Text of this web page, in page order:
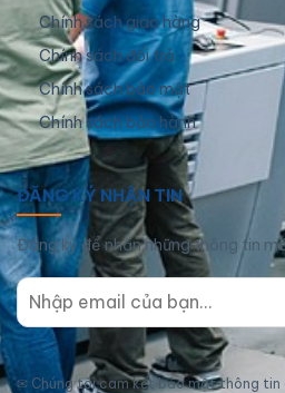
Chính sách giao hàng
Chính sách đổi trả
Chính sách bảo mật
Chính sách bảo hành
ĐĂNG KÝ NHẬN TIN
Đăng ký để nhận những thông tin
✉ Chúng tôi cam kết bảo mật thông tin